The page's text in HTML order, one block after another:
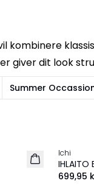
kombinere
giver dit look
Summer
NYHED
Ichi
IHLAITO
699,95